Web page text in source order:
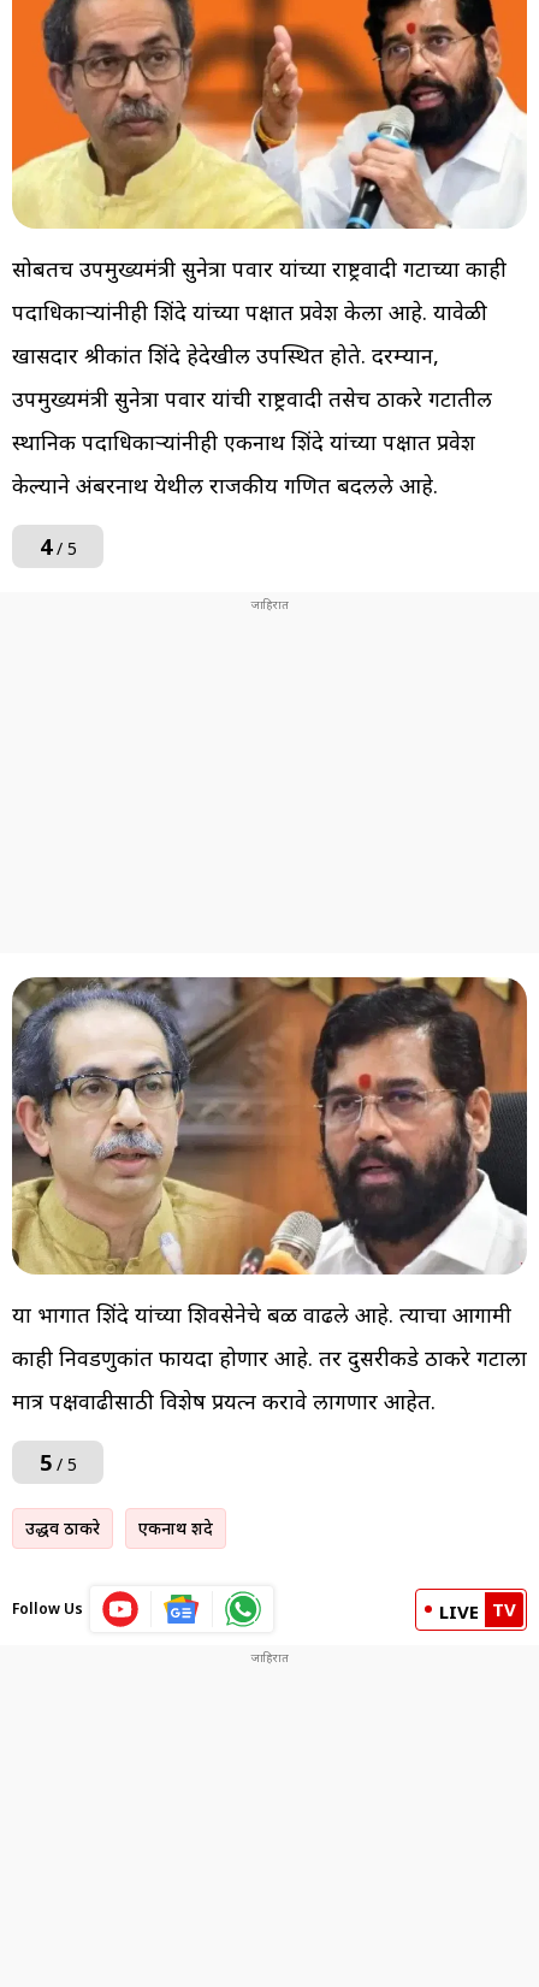
सोबतच उपमुख्यमंत्री सुनेत्रा पवार यांच्या राष्ट्रवादी गटाच्या काही
पदाधिकाऱ्यांनीही शिंदे यांच्या पक्षात प्रवेश केला आहे. यावेळी
खासदार श्रीकांत शिंदे हेदेखील उपस्थित होते. दरम्यान,
उपमुख्यमंत्री सुनेत्रा पवार यांची राष्ट्रवादी तसेच ठाकरे गटातील
स्थानिक पदाधिकाऱ्यांनीही एकनाथ शिंदे यांच्या पक्षात प्रवेश
केल्याने अंबरनाथ येथील राजकीय गणित बदलले आहे.
4/ 5
या भागात शिंदे यांच्या शिवसेनेचे बळ वाढले आहे. त्याचा आगामी
काही निवडणुकांत फायदा होणार आहे. तर दुसरीकडे ठाकरे गटाला
मात्र पक्षवाढीसाठी विशेष प्रयत्न करावे लागणार आहेत.
5/ 5
उद्धव ठाकरे एकनाथ शिंदे
Follow Us LIVE TV